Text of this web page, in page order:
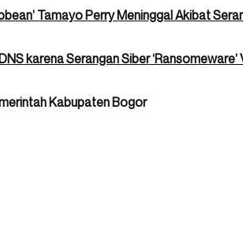
Tamayo Perry Meninggal Akibat
karena Serangan Siber ‘Ransomeware’
Kabupaten Bogor